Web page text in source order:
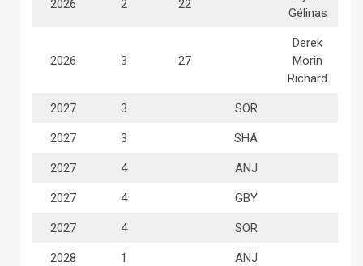
2026 2 22
Gélinas
2026 3 27
Derek
Morin
Richard
2027 3 SOR
2027 3 SHA
2027 4 ANJ
2027 4 GBY
2027 4 SOR
2028 1 ANJ